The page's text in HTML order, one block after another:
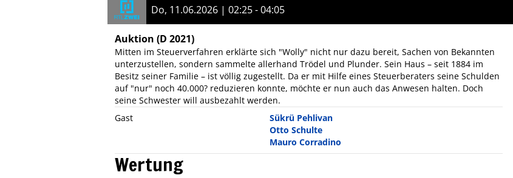
Do, 11.06.2026 | 02:25 - 04:05
Auktion (D 2021)
Mitten im Steuerverfahren erklärte sich "Wolly" nicht nur dazu bereit, Sachen von Bekannten
unterzustellen, sondern sammelte allerhand Trödel und Plunder. Sein Haus – seit 1884 im
Besitz seiner Familie – ist völlig zugestellt. Da er mit Hilfe eines Steuerberaters seine Schulden
auf "nur" noch 40.000? reduzieren konnte, möchte er nun auch das Anwesen halten. Doch
seine Schwester will ausbezahlt werden.
Gast
Sükrü Pehlivan
Otto Schulte
Mauro Corradino
Wertung